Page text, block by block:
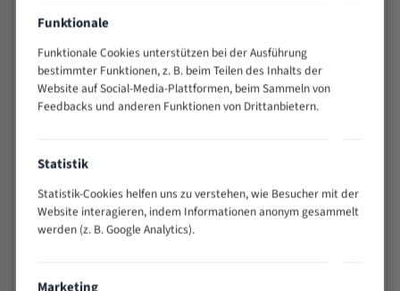
200 -
> 500
0,75/1,25
Vorteile:
Widerstandsfähig gegen Zahnbruch auch bei
schwierigen Werkstücken (Materialmischung,
wechselnde Verbindungslängen)
Sehr geringe Vibration
Funktionale
Funktionale Cookies unterstützen bei der Ausführung
bestimmter Funktionen, z. B. beim Teilen des Inhalts der
Website auf Social-Media-Plattformen, beim Sammeln von
Feedbacks und anderen Funktionen von Drittanbietern.
Statistik
Statistik-Cookies helfen uns zu verstehen, wie Besucher mit der
Website interagieren, indem Informationen anonym gesammelt
werden (z. B. Google Analytics).